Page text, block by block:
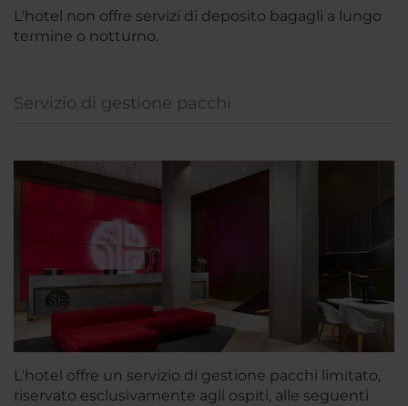
L'hotel non offre servizi di deposito bagagli a lungo
termine o notturno.
Servizio di gestione pacchi
L'hotel offre un servizio di gestione pacchi limitato,
riservato esclusivamente agli ospiti, alle seguenti